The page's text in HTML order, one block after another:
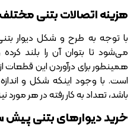
هزینه اتصالات بتنی مختلف
با توجه به طرح و شکل دیوار
می‌شود تا بتوان آن را بلند
همینطور برای درآوردن این قطعات
است. با وجود اینکه شکل و
باشد، تعداد به کار رفته در هر مورد
خرید دیوارهای بتنی پیش